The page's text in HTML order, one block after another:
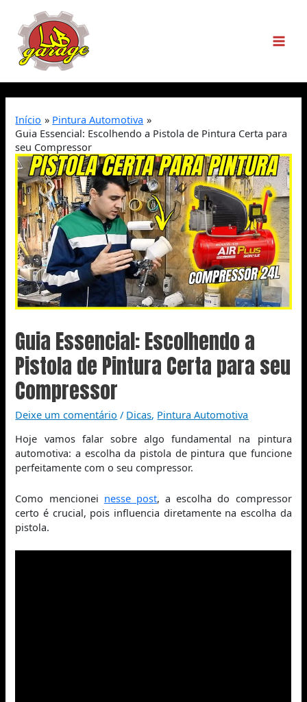
Início
Pintura Automotiva
Guia Essencial: Escolhendo a Pistola de Pintura Certa para
seu Compressor
Guia Essencial: Escolhendo a
Pistola de Pintura Certa para seu
Compressor
Deixe um comentário / Dicas, Pintura Automotiva
Hoje vamos falar sobre algo fundamental na pintura
automotiva: a escolha da pistola de pintura que funcione
perfeitamente com o seu compressor.
Como mencionei nesse post, a escolha do compressor
certo é crucial, pois influencia diretamente na escolha da
pistola.